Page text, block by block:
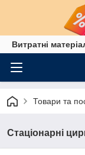
Витратні
Товари та
Стаціонарні